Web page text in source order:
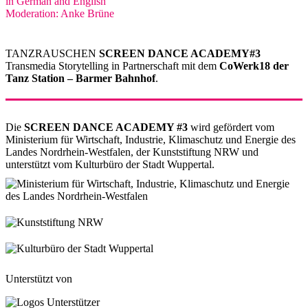
Moderation: Anke Brüne
TANZRAUSCHEN SCREEN DANCE ACADEMY#3
Transmedia Storytelling in Partnerschaft mit dem CoWerk18 der
Tanz Station – Barmer Bahnhof.
Die SCREEN DANCE ACADEMY #3 wird gefördert vom
Ministerium für Wirtschaft, Industrie, Klimaschutz und Energie des
Landes Nordrhein-Westfalen, der Kunststiftung NRW und
unterstützt vom Kulturbüro der Stadt Wuppertal.
Unterstützt von